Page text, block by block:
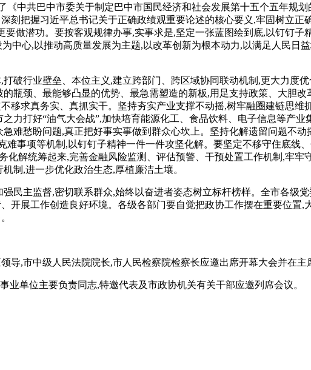
中共巴中市委关于制定巴中市国民经济和社会发展第十五个五年规
刻把握习近平总书记关于正确政绩观重要论述的核心要义,牢固树立
做潜功。要按客观规律办事,实事求是,坚定一张蓝图绘到底,以钉钉
中心,以推动高质量发展为主题,以改革创新为根本动力,以满足人民日
破行业壁垒、本位主义,建立跨部门、跨区域协同联动机制,更大力度
瓶颈、最能够凸显的优势、最急需塑造的新板,用足支持政策、大胆
移求真务实、真抓实干。坚持夯实产业支撑不动摇,树牢融圈建链思
力打好“油气大会战”,加快培育能源化工、食品饮料、电子信息等产
难愁盼问题,真正把好事实事做到群众心坎上。坚持化解遗留问题不
事项等机制,以钉钉子精神一件一件攻坚化解。要坚定不移守住底线
解统筹起来,完善金融风险监测、评估预警、干预处置工作机制,牢
制,进一步优化政治生态,厚植廉洁土壤。
民主监督,密切联系群众,始终以奋进者姿态树立标杆榜样。全市各级
开展工作创造良好环境。各级各部门要自觉把政协工作摆在重要位置
导,市中级人民法院院长,市人民检察院检察长应邀出席开幕大会并在主
单位主要负责同志,特邀代表及市政协机关有关干部应邀列席会议。